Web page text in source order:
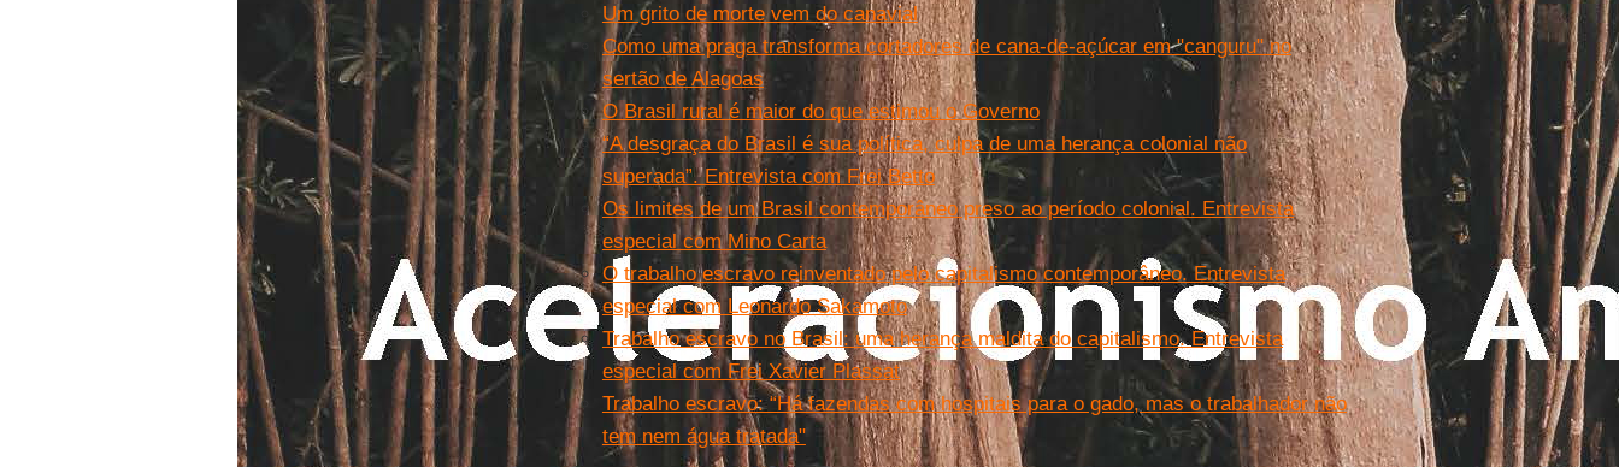
Um grito de morte vem do canavial
Como uma praga transforma cortadores de cana-de-açúcar em "canguru" no
sertão de Alagoas
O Brasil rural é maior do que estimou o Governo
“A desgraça do Brasil é sua política, culpa de uma herança colonial não
superada”. Entrevista com Frei Betto
Os limites de um Brasil contemporâneo preso ao período colonial. Entrevista
especial com Mino Carta
O trabalho escravo reinventado pelo capitalismo contemporâneo. Entrevista
especial com Leonardo Sakamoto
Trabalho escravo no Brasil: uma herança maldita do capitalismo. Entrevista
especial com Frei Xavier Plassat
Trabalho escravo: “Há fazendas com hospitais para o gado, mas o trabalhador não
tem nem água tratada"